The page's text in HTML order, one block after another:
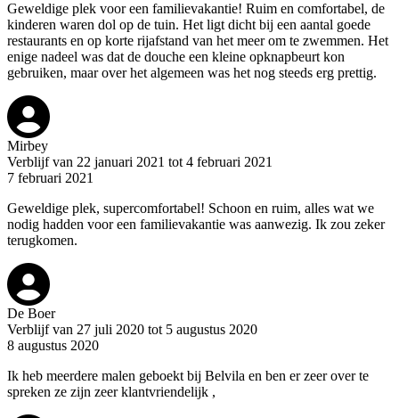
Geweldige plek voor een familievakantie! Ruim en comfortabel, de
kinderen waren dol op de tuin. Het ligt dicht bij een aantal goede
restaurants en op korte rijafstand van het meer om te zwemmen. Het
enige nadeel was dat de douche een kleine opknapbeurt kon
gebruiken, maar over het algemeen was het nog steeds erg prettig.
Mirbey
Verblijf van 22 januari 2021 tot 4 februari 2021
7 februari 2021
Geweldige plek, supercomfortabel! Schoon en ruim, alles wat we
nodig hadden voor een familievakantie was aanwezig. Ik zou zeker
terugkomen.
De Boer
Verblijf van 27 juli 2020 tot 5 augustus 2020
8 augustus 2020
Ik heb meerdere malen geboekt bij Belvila en ben er zeer over te
spreken ze zijn zeer klantvriendelijk ,